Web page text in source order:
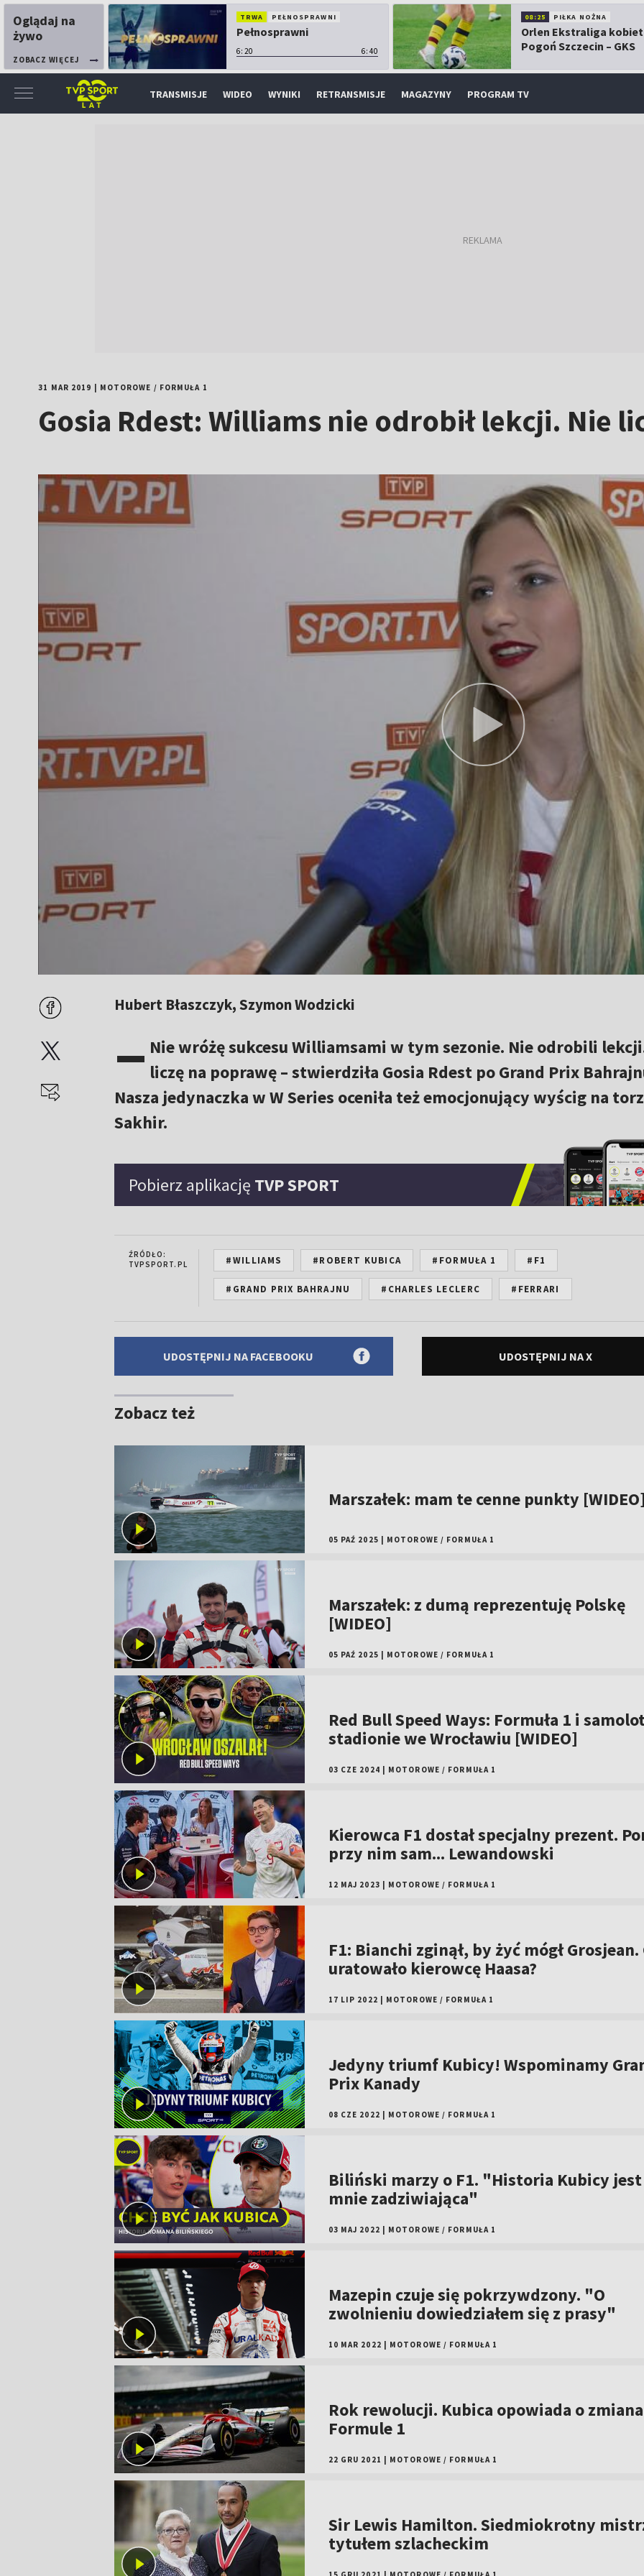
Oglądaj na
żywo
ZOBACZ WIĘCEJ
TRWA PEŁNOSPRAWNI
Pełnosprawni
6:20 6:40
08:25 PIŁKA NOŻNA
Orlen Ekstraliga
Pogoń Szczecin – GKS
TRANSMISJE WIDEO WYNIKI RETRANSMISJE MAGAZYNY PROGRAM TV
31 MAR 2019 MOTOROWE / FORMUŁA 1
Gosia Rdest: Williams nie odrobił lekcji. Nie
Hubert Błaszczyk, Szymon Wodzicki
– Nie wróżę sukcesu Williamsami w tym sezonie. Nie odrobili
liczę na poprawę – stwierdziła Gosia Rdest po Grand Prix
Nasza jedynaczka w W Series oceniła też emocjonujący wyścig na
Sakhir.
Pobierz aplikację TVP SPORT
ŹRÓDŁO:
TVPSPORT.PL
#WILLIAMS #ROBERT KUBICA #FORMUŁA 1 #F1
#GRAND PRIX BAHRAJNU #CHARLES LECLERC #FERRARI
UDOSTĘPNIJ NA FACEBOOKU UDOSTĘPNIJ NA X
Zobacz też
Marszałek: mam te cenne punkty
05 PAŹ 2025 MOTOROWE / FORMUŁA 1
Marszałek: z dumą reprezentuję Polskę
[WIDEO]
05 PAŹ 2025 MOTOROWE / FORMUŁA 1
Red Bull Speed Ways: Formuła 1 i
stadionie we Wrocławiu [WIDEO]
03 CZE 2024 MOTOROWE / FORMUŁA 1
Kierowca F1 dostał specjalny prezent.
przy nim sam... Lewandowski
12 MAJ 2023 MOTOROWE / FORMUŁA 1
F1: Bianchi zginął, by żyć mógł Grosjean.
uratowało kierowcę Haasa?
17 LIP 2022 MOTOROWE / FORMUŁA 1
Jedyny triumf Kubicy! Wspominamy
Prix Kanady
08 CZE 2022 MOTOROWE / FORMUŁA 1
Biliński marzy o F1. "Historia Kubicy
mnie zadziwiająca"
03 MAJ 2022 MOTOROWE / FORMUŁA 1
Mazepin czuje się pokrzywdzony. "O
zwolnieniu dowiedziałem się z prasy"
10 MAR 2022 MOTOROWE / FORMUŁA 1
Rok rewolucji. Kubica opowiada o
Formule 1
22 GRU 2021 MOTOROWE / FORMUŁA 1
Sir Lewis Hamilton. Siedmiokrotny
tytułem szlacheckim